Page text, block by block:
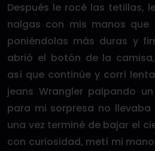
Después le rocé las tetillas,
nalgas con mis manos
poniéndolas más duras y
abrió el botón de la
así que continúe y corrí
jeans Wrangler palpando
para mi sorpresa no
una vez terminé de bajar el
con curiosidad, metí mi